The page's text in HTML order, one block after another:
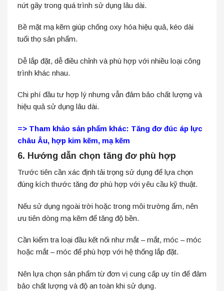
nứt gãy trong quá trình sử dụng lâu dài.
Bề mặt mạ kẽm giúp chống oxy hóa hiệu quả, kéo dài
tuổi thọ sản phẩm.
Dễ lắp đặt, dễ điều chỉnh và phù hợp với nhiều loại công
trình khác nhau.
Chi phí đầu tư hợp lý nhưng vẫn đảm bảo chất lượng và
hiệu quả sử dụng lâu dài.
=> Tham khảo sản phẩm khác: Tăng đơ đúc áp lực
châu Âu, hợp kim kẽm, mạ kẽm
6. Hướng dẫn chọn tăng đơ phù hợp
Trước tiên cần xác định tải trọng sử dụng để lựa chọn
đúng kích thước tăng đơ phù hợp với yêu cầu kỹ thuật.
Nếu sử dụng ngoài trời hoặc trong môi trường ẩm, nên
ưu tiên dòng mạ kẽm để tăng độ bền.
Cần kiểm tra loại đầu kết nối như mắt – mắt, móc – móc
hoặc mắt – móc để phù hợp với hệ thống lắp đặt.
Nên lựa chọn sản phẩm từ đơn vị cung cấp uy tín để đảm
bảo chất lượng và độ an toàn khi sử dụng.